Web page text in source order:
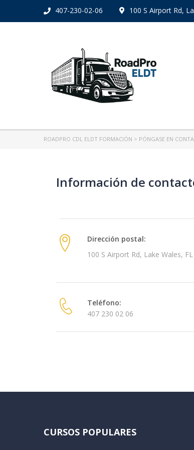
100 S Airport Rd,
407-230-02-06
ROADPRO CDL ELDT FORMACIÓN > PÓNGASE EN
Información de
Dirección postal:
100 S Airport Rd, Lake Wales,
Teléfono:
407 230 02 06
CURSOS POPULARES